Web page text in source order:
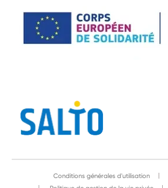
Conditions générales d'utilisation